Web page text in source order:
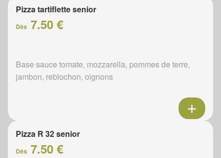
Pizza tartiflette senior
Dès 7.50 €
Base sauce tomate, mozzarella, pommes de terre,
jambon, reblochon, oignons
Pizza R 32 senior
Dès 7.50 €